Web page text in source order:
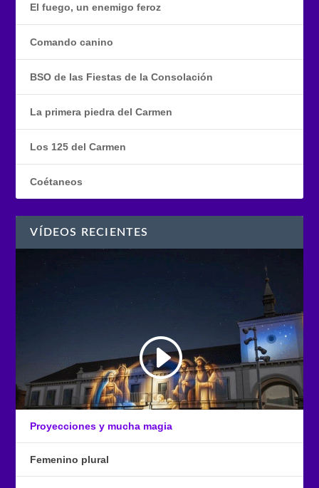
El fuego, un enemigo feroz
Comando canino
BSO de las Fiestas de la Consolación
La primera piedra del Carmen
Los 125 del Carmen
Coétaneos
VÍDEOS RECIENTES
Proyecciones y mucha magia
Femenino plural